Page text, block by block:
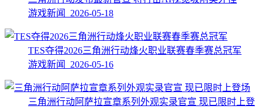
游戏新闻 2026-05-18
TES夺得2026三角洲行动烽火职业联赛春季赛总冠军
游戏新闻 2026-05-16
三角洲行动阿萨拉宣章系列外观实录官宣 现已限时上登